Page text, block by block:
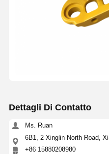
Dettagli Di Contatto
Ms. Ruan
6B1, 2 Xinglin North Road,
+86 15880208980